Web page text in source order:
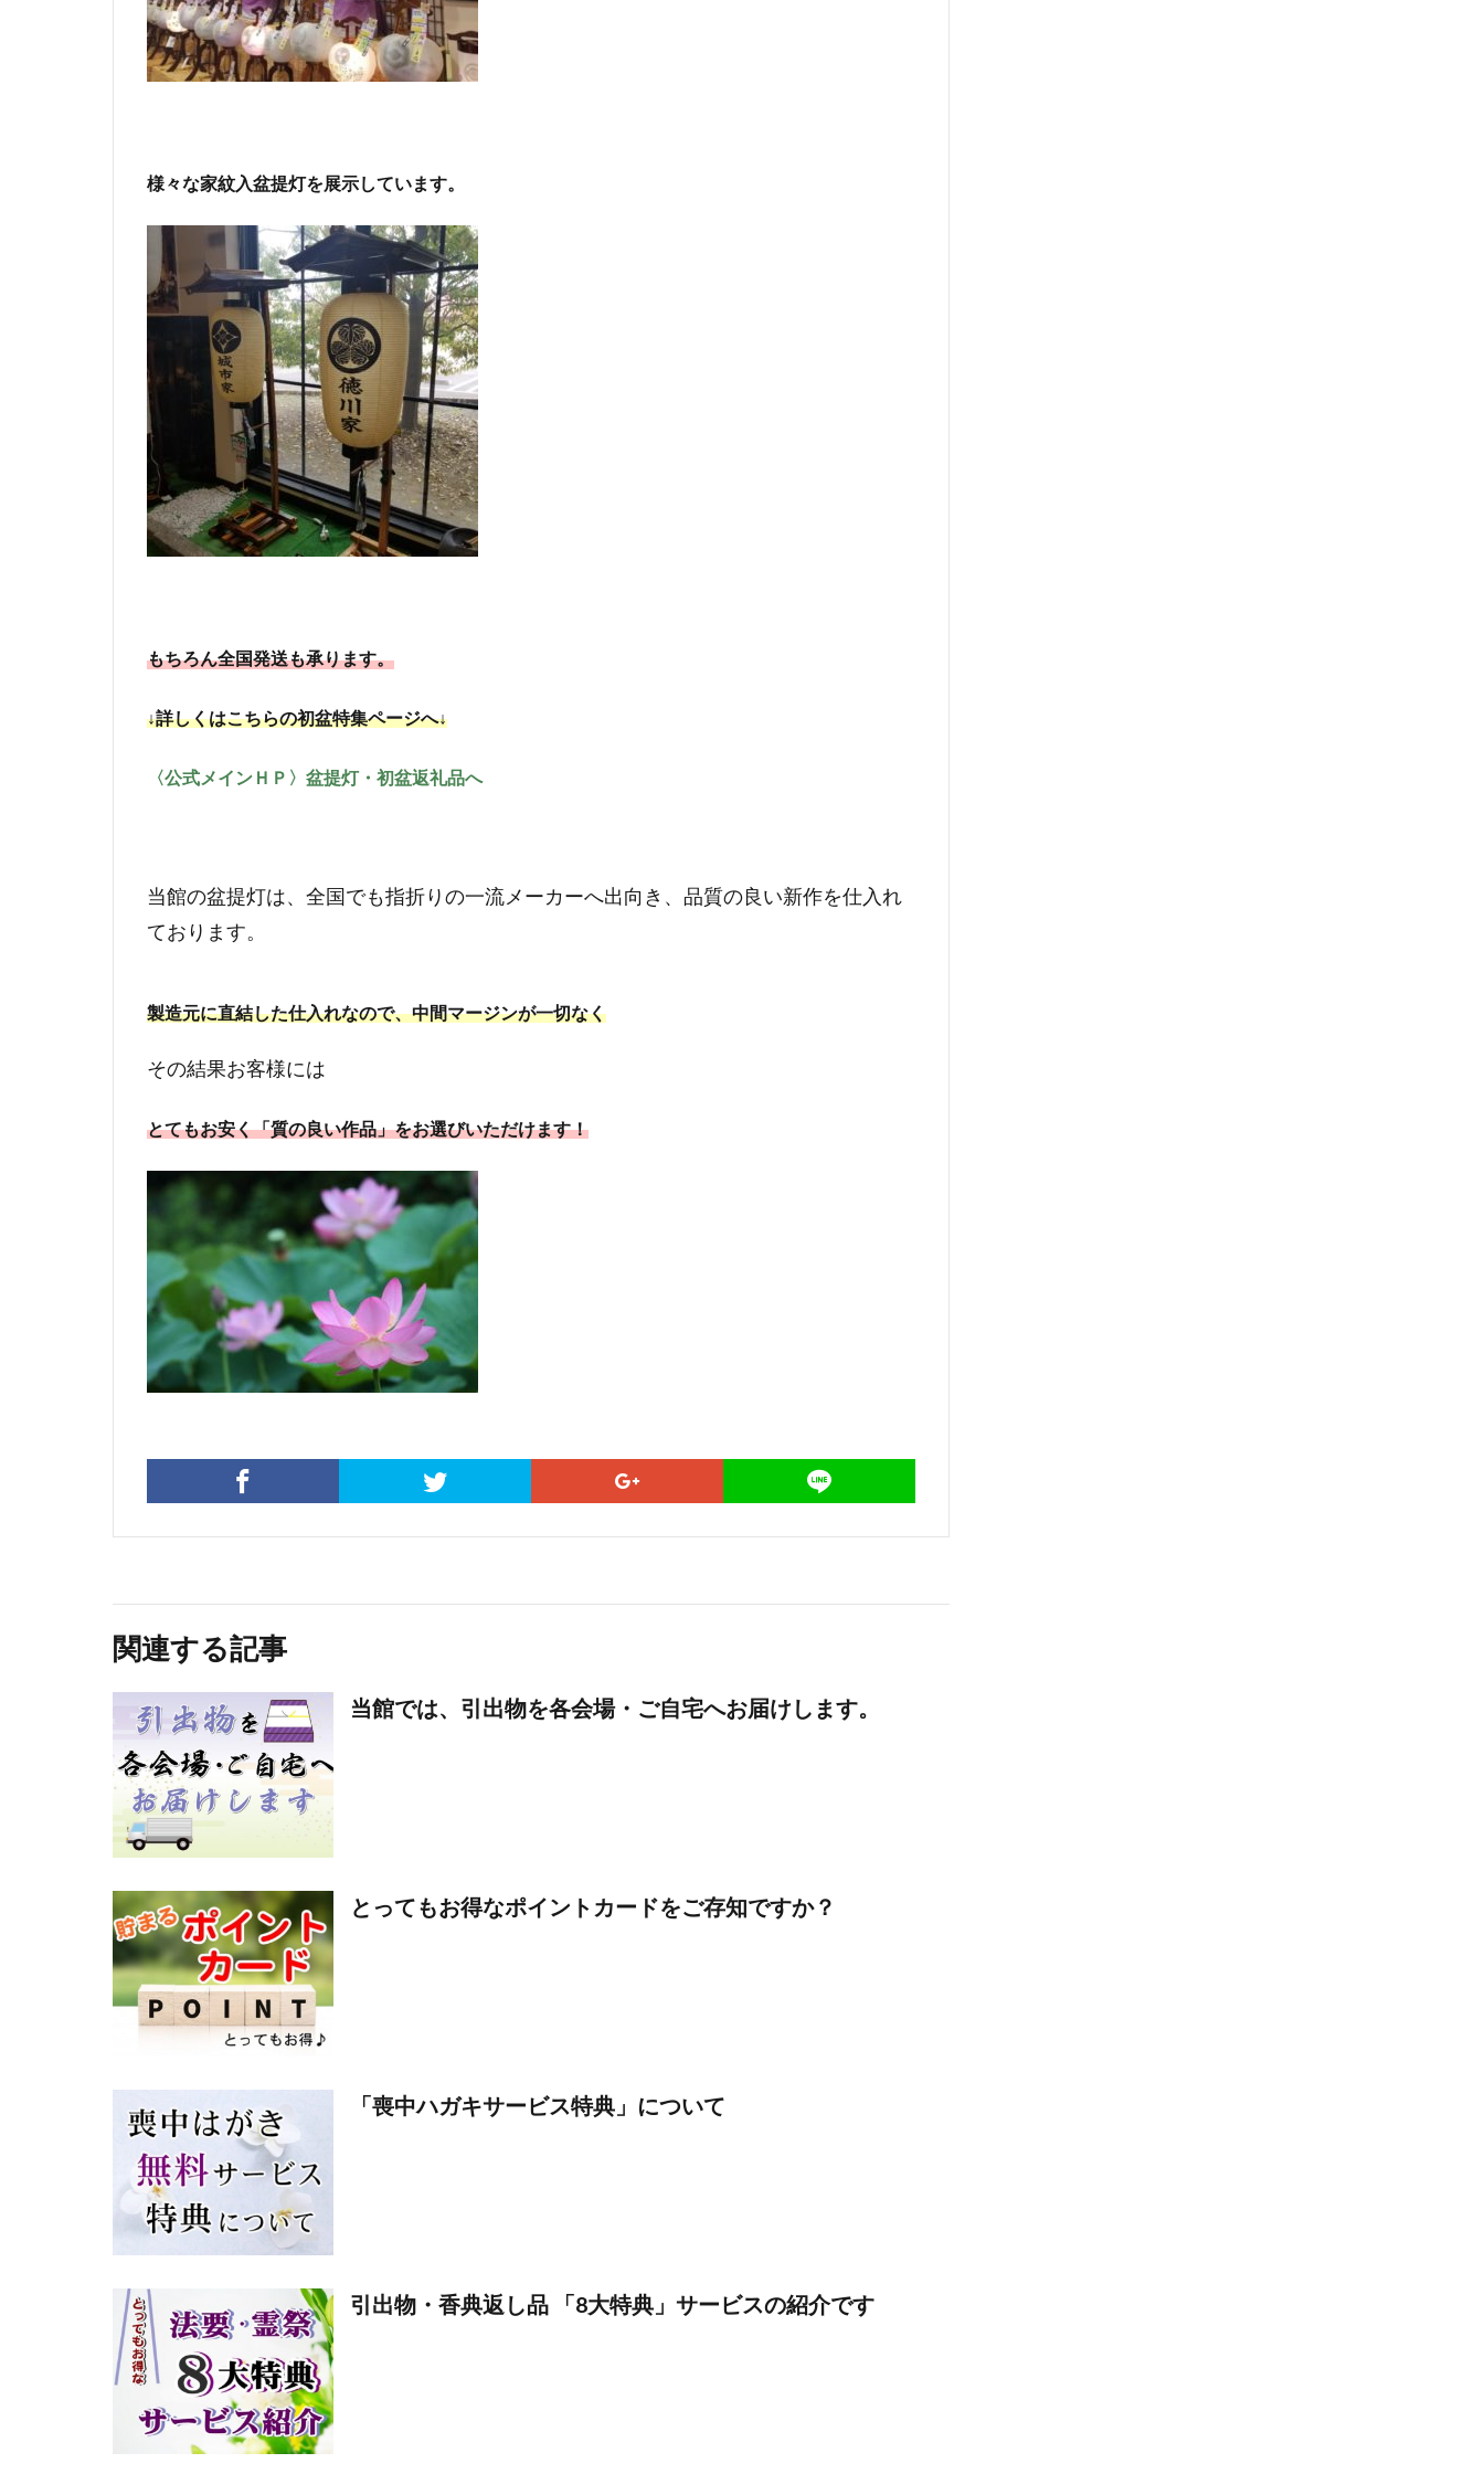
様々な家紋入盆提灯を展示しています。
もちろん全国発送も承ります。
↓詳しくはこちらの初盆特集ページへ↓
〈公式メインＨＰ〉盆提灯・初盆返礼品へ
当館の盆提灯は、全国でも指折りの一流メーカーへ出向き、品質の良い新作を仕入れ
ております。
製造元に直結した仕入れなので、中間マージンが一切なく
その結果お客様には
とてもお安く「質の良い作品」をお選びいただけます！
関連する記事
当館では、引出物を各会場・ご自宅へお届けします。
とってもお得なポイントカードをご存知ですか？
「喪中ハガキサービス特典」について
引出物・香典返し品 「8大特典」サービスの紹介です